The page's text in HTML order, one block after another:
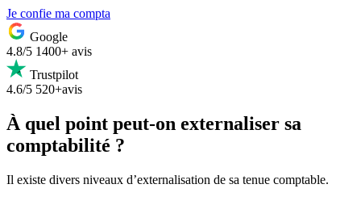
Je confie ma compta
Google
4.8/5 1400+ avis
Trustpilot
4.6/5 520+avis
À quel point peut-on externaliser sa
comptabilité ?
Il existe divers niveaux d’externalisation de sa tenue comptable.